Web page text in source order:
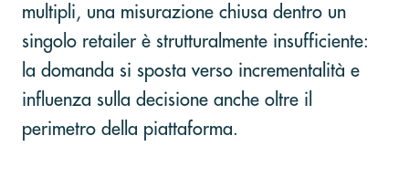
multipli, una misurazione chiusa dentro un
singolo retailer è strutturalmente insufficiente:
la domanda si sposta verso incrementalità e
influenza sulla decisione anche oltre il
perimetro della piattaforma.